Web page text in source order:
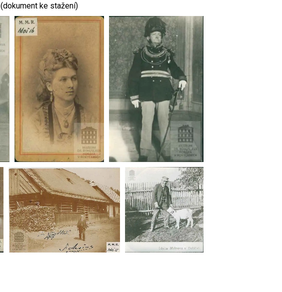
(dokument ke stažení)